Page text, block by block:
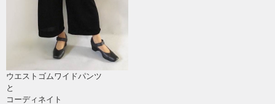
ウエストゴムワイドパンツ
と
コーディネイト